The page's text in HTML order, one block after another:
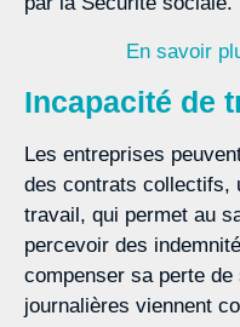
En savoir
Incapacité de
Les entreprises
des contrats collectifs,
travail, qui permet au
percevoir des
compenser sa perte
journalières viennent